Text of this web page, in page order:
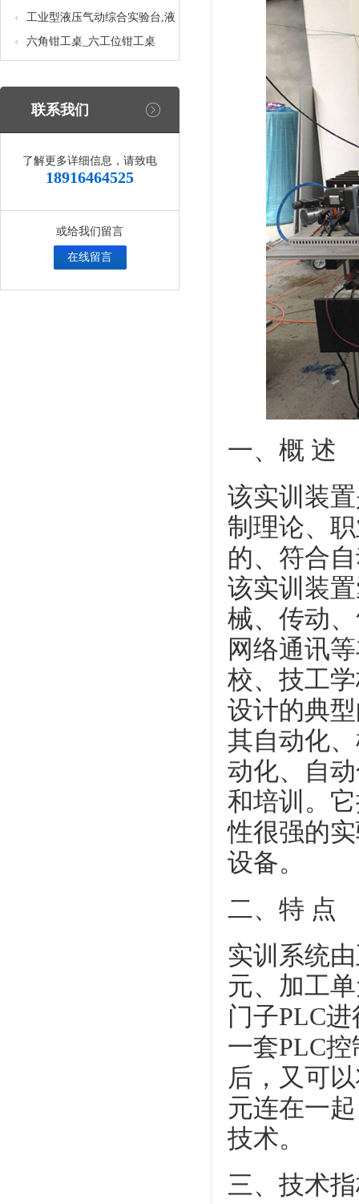
性自动化生产线教学实训设备
工业型液压气动综合实验台,液
压气动综合实训台
六角钳工桌_六工位钳工桌
联系我们
了解更多详细信息，请致电
18916464525
或给我们留言
在线留言
一、概 述
该实训装
制理论、
的、符合
该实训装
械、传动、
网络通讯
校、技工
设计的典
其自动化
动化、自
和培训。
性很强的
设备。
二、特 点
实训系统
元、加工
门子PLC
一套PLC
后，又可
元连在一
技术。
三、技术